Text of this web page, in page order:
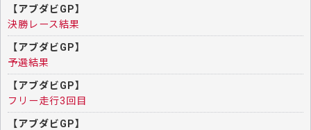
【アブダビGP】
決勝レース結果
【アブダビGP】
予選結果
【アブダビGP】
フリー走行3回目
【アブダビGP】